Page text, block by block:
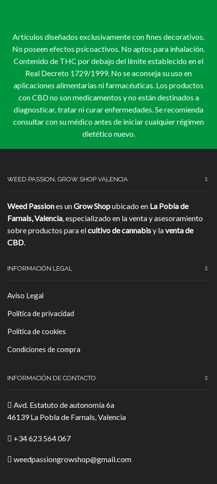
Artículos diseñados exclusivamente con fines decorativos.
No poseen efectos psicoactivos. No aptos para inhalación.
Contenido de THC por debajo del límite establecido en el
Real Decreto 1729/1999. No se aconseja su uso en
aplicaciones alimentarias ni farmacéuticas. Los productos
con CBD no son medicamentos y no están destinados a
diagnosticar, tratar ni curar enfermedades. Se recomienda
consultar con su médico antes de iniciar cualquier régimen
dietético nuevo.
WEED PASSION, GROW SHOP VALENCIA
Weed Passiones unGrow Shopubicado en La Pobla de
Farnals, Valencia, especializado en la venta y asesoramiento
sobre productos para elcultivo de cannabisy laventa de
CBD.
INFORMACIÓN LEGAL
Aviso Legal
Política de privacidad
Política de cookies
Condiciones de compra
INFORMACIÓN DE CONTACTO
Avd. Estatuto de autonomía 6a
46139 La Pobla de Farnals, Valencia
+34 623 564 067
weedpassiongrowshop@gmail.com